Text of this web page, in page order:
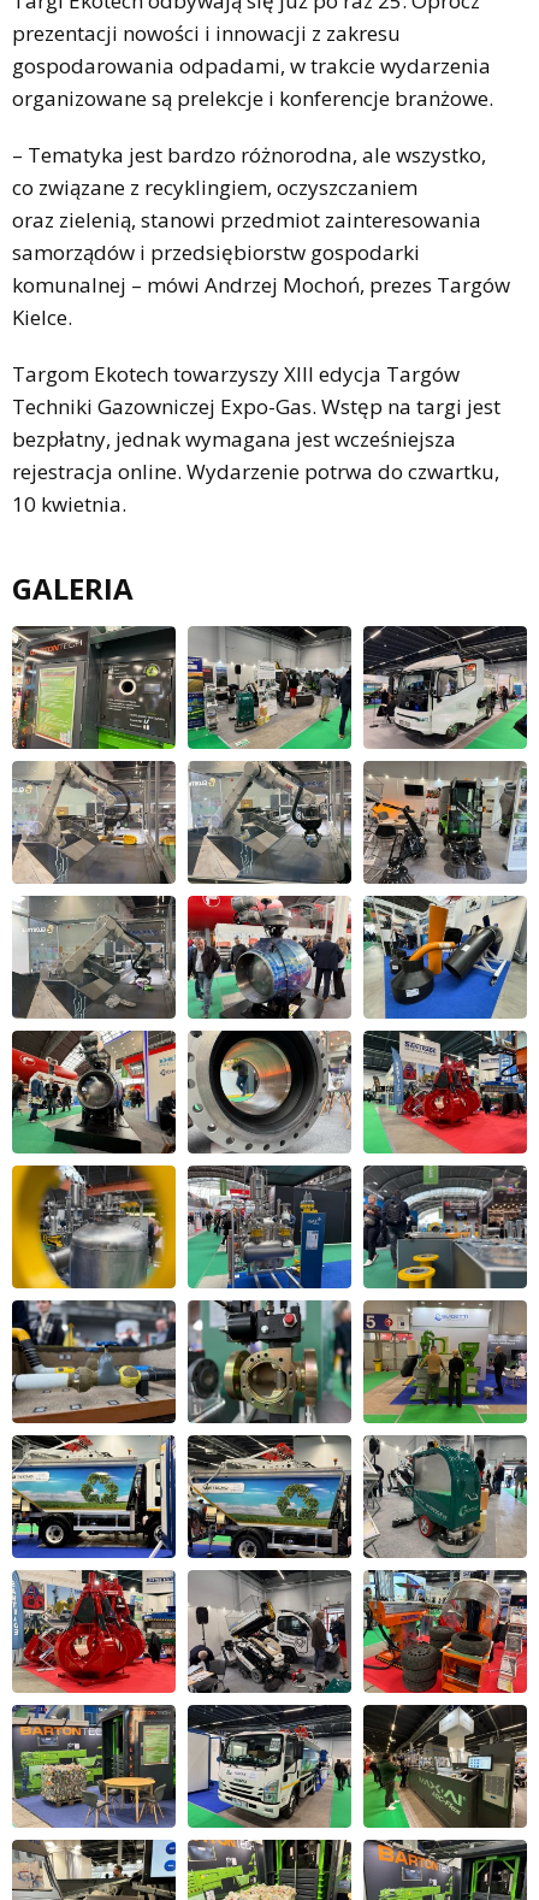
prezentacji nowości i innowacji z zakresu
gospodarowania odpadami, w trakcie wydarzenia
organizowane są prelekcje i konferencje branżowe.
– Tematyka jest bardzo różnorodna, ale wszystko,
co związane z recyklingiem, oczyszczaniem
oraz zielenią, stanowi przedmiot zainteresowania
samorządów i przedsiębiorstw gospodarki
komunalnej – mówi Andrzej Mochoń, prezes Targów
Kielce.
Targom Ekotech towarzyszy XIII edycja Targów
Techniki Gazowniczej Expo-Gas. Wstęp na targi jest
bezpłatny, jednak wymagana jest wcześniejsza
rejestracja online. Wydarzenie potrwa do czwartku,
10 kwietnia.
GALERIA